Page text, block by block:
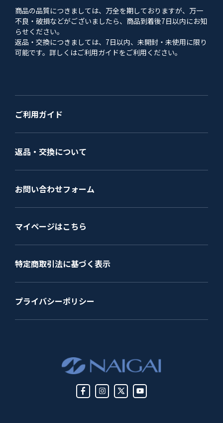
商品の品質につきましては、万全を期しておりますが、万一
不良・破損などがございましたら、商品到着後7日以内にお知
らせください。
返品・交換につきましては、7日以内、未開封・未使用に限り
可能です。詳しくはご利用ガイドをご利用ください。
ご利用ガイド
返品・交換について
お問い合わせフォーム
マイページはこちら
特定商取引法に基づく表示
プライバシーポリシー